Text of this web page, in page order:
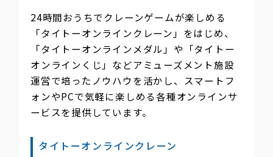
24時間おうちでクレーンゲームが楽しめる
「タイトーオンラインクレーン」をはじめ、
「タイトーオンラインメダル」や「タイトー
オンラインくじ」などアミューズメント施設
運営で培ったノウハウを活かし、スマートフ
ォンやPCで気軽に楽しめる各種オンラインサ
ービスを提供しています。
タイトーオンラインクレーン